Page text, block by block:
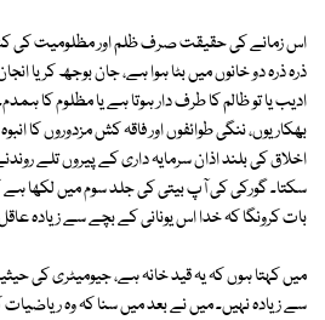
اس زمانے کی حقیقت صرف ظلم اور مظلومیت کی
ذرہ ذرہ دو خانوں میں بٹا ہوا ہے، جان بوجھ کر یا
ادیب یا تو ظالم کا طرف دار ہوتا ہے یا مظلوم کا
بھکاریوں، ننگی طوائفوں اور فاقہ کش مزدوروں کا
اخلاق کی بلند اذان سرمایہ داری کے پیروں تلے
سکتا۔ گورکی کی آپ بیتی کی جلد سوم میں لکھا ہے
بات کرونگا کہ خدا اس یونانی کے بچے سے زیادہ
میں کہتا ہوں کہ یہ قید خانہ ہے، جیومیٹری کی
سے زیادہ نہیں۔ میں نے بعد میں سنا کہ وہ